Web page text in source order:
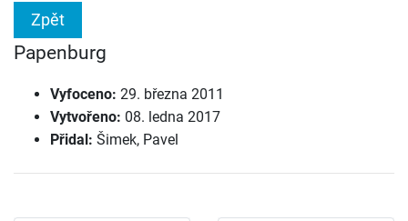
Zpět
Papenburg
Vyfoceno: 29. března 2011
Vytvořeno: 08. ledna 2017
Přidal: Šimek, Pavel